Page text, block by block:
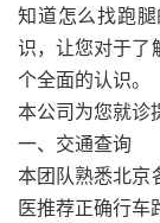
知道怎么找跑
识，让您对于了
个全面的认识。
本公司为您就诊
一、交通查询
本团队熟悉北京
医推荐正确行车